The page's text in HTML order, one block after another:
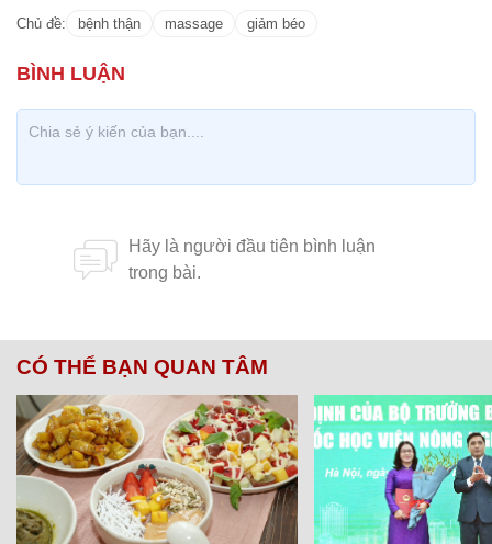
Chủ đề: bệnh thận massage giảm béo
CÓ THỂ BẠN QUAN TÂM